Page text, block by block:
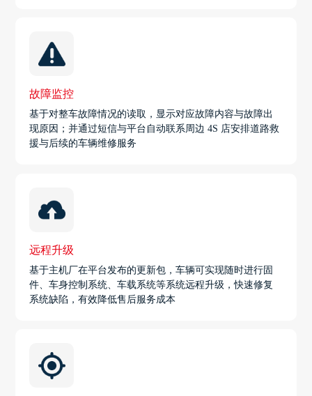
故障监控
基于对整车故障情况的读取，显示对应故障内容与故障出
现原因；并通过短信与平台自动联系周边 4S 店安排道路救
援与后续的车辆维修服务
远程升级
基于主机厂在平台发布的更新包，车辆可实现随时进行固
件、车身控制系统、车载系统等系统远程升级，快速修复
系统缺陷，有效降低售后服务成本